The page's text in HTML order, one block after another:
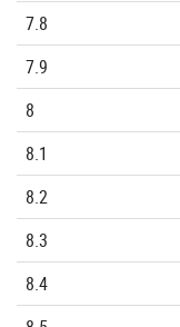
7.8
7.9
8
8.1
8.2
8.3
8.4